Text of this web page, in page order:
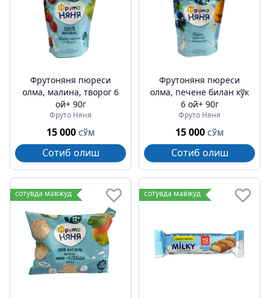
Фрутоняня пюреси
олма, малина, творог 6
ой+ 90г
Фруто Няня
15 000 СЎМ
Сотиб олиш
Фрутоняня пюреси
олма, печене билан кўк
6 ой+ 90г
Фруто Няня
15 000 СЎМ
Сотиб олиш
сотувда мавжуд сотувда мавжуд